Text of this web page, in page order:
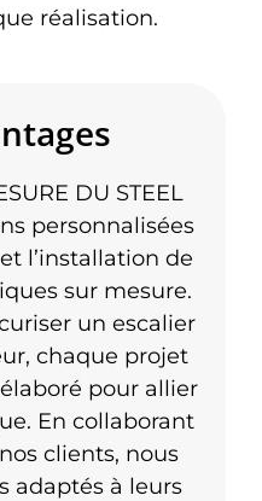
réalisation.
DU STEEL
personnalisées
l’installation de
sur mesure.
un escalier
chaque projet
pour allier
En collaborant
clients, nous
adaptés à leurs